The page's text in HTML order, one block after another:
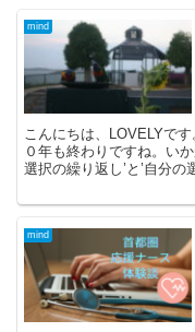
mind
こんにちは、LOVELYです。 お元気でしょうか。もうすぐで２
０年も終わりですね。いかがお過
選択の繰り返し’と’自分の選択
mind